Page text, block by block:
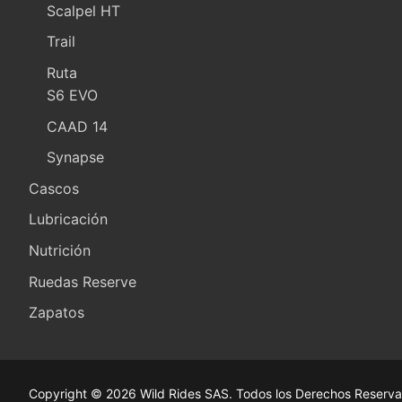
Scalpel HT
Trail
Ruta
S6 EVO
CAAD 14
Synapse
Cascos
Lubricación
Nutrición
Ruedas Reserve
Zapatos
Copyright © 2026 Wild Rides SAS. Todos los Derechos